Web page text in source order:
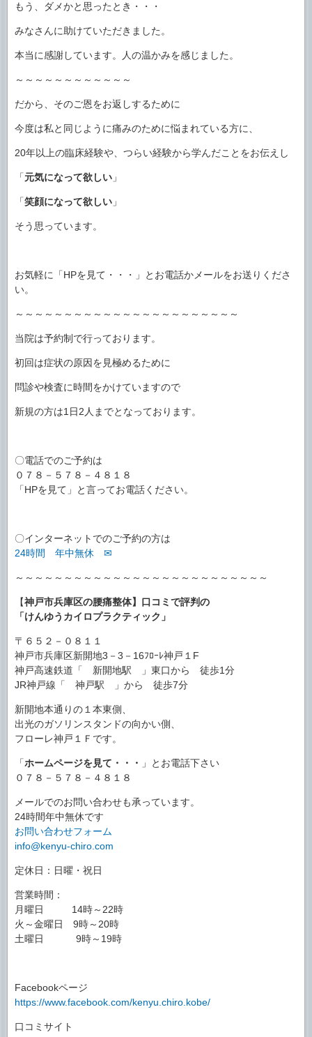
もう、ダメかと思ったとき・・・
みなさんに助けていただきました。
本当に感謝しています。人の温かみを感じました。
～～～～～～～～～～～～
だから、そのご恩をお返しするために
今度は私と同じように痛みのために悩まれている方に、
20年以上の臨床経験や、つらい経験から学んだことをお伝えし
「元気になって欲しい 」
「笑顔になって欲しい 」
そう思っています。
お気軽に「HPを見て・・・」とお電話かメールをお送りくださ
い。
～～～～～～～～～～～～～～～～～～～～～～～
当院は予約制で行っております。
初回は症状の原因を見極めるために
問診や検査に時間をかけていますので
新規の方は1日2人までとなっております。
〇電話でのご予約は
０７８－５７８－４８１８
「HPを見て」と言ってお電話ください。
〇インターネットでのご予約の方は
24時間 年中無休 ✉
～～～～～～～～～～～～～～～～～～～～～～～～～～
【神戸市兵庫区の腰痛整体】口コミで評判の
「けんゆうカイロプラクティック」
〒６５２－０８１１
神戸市兵庫区新開地3－3－16ﾌﾛｰﾚ神戸１F
神戸高速鉄道「 新開地駅 」東口から 徒歩1分
JR神戸線「 神戸駅 」から 徒歩7分
新開地本通りの１本東側、
出光のガソリンスタンドの向かい側、
フローレ神戸１Ｆです。
「ホームページを見て・・・
」とお電話下さい
０７８－５７８－４８１８
メールでのお問い合わせも承っています。
24時間年中無休です
お問い合わせフォーム
info@kenyu-chiro.com
定休日：日曜・祝日
営業時間：
月曜日 14時～22時
火～金曜日 9時～20時
土曜日 9時～19時
Facebookページ
https://www.facebook.com/kenyu.chiro.kobe/
口コミサイト